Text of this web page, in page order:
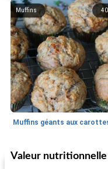
40
Muffins
30
Marques de confiance: recettes et
Valeur